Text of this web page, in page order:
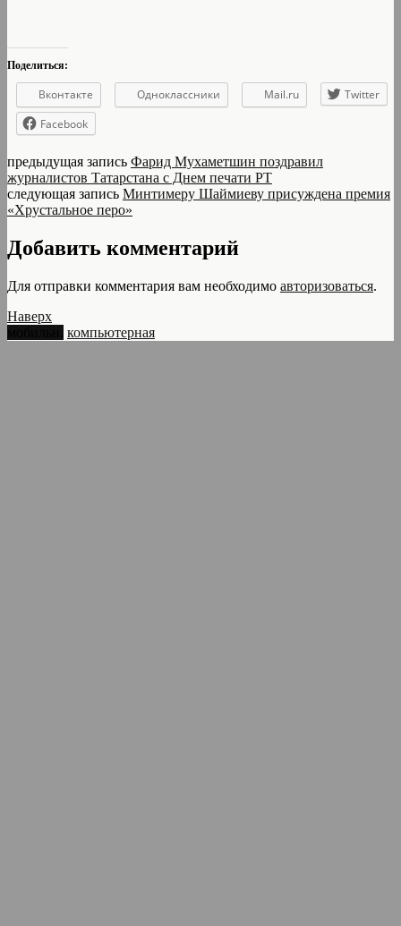
Поделиться:
Вконтакте Одноклассники Mail.ru
Twitter
Facebook
предыдущая запись Фарид Мухаметшин поздравил
журналистов Татарстана с Днем печати РТ
следующая запись Минтимеру Шаймиеву присуждена премия
«Хрустальное перо»
Добавить комментарий
Для отправки комментария вам необходимо авторизоваться.
Наверх
компьютерная